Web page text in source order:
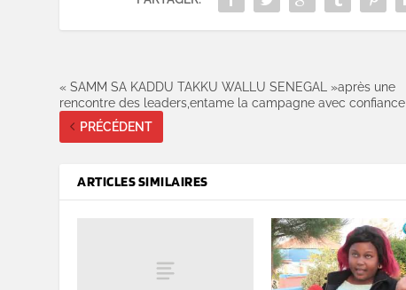
« SAMM SA KADDU TAKKU WALLU SENEGAL »après une
rencontre des leaders,entame la campagne avec confiance
PRÉCÉDENT
ARTICLES SIMILAIRES